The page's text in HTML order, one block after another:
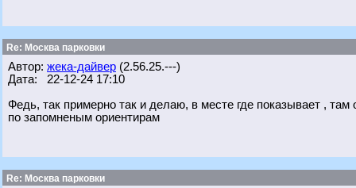
Re: Москва парковки
Автор: жека-дайвер (2.56.25.---)
Дата: 22-12-24 17:10
Федь, так примерно так и делаю, в месте где показывает ,
по запомненым ориентирам
Re: Москва парковки